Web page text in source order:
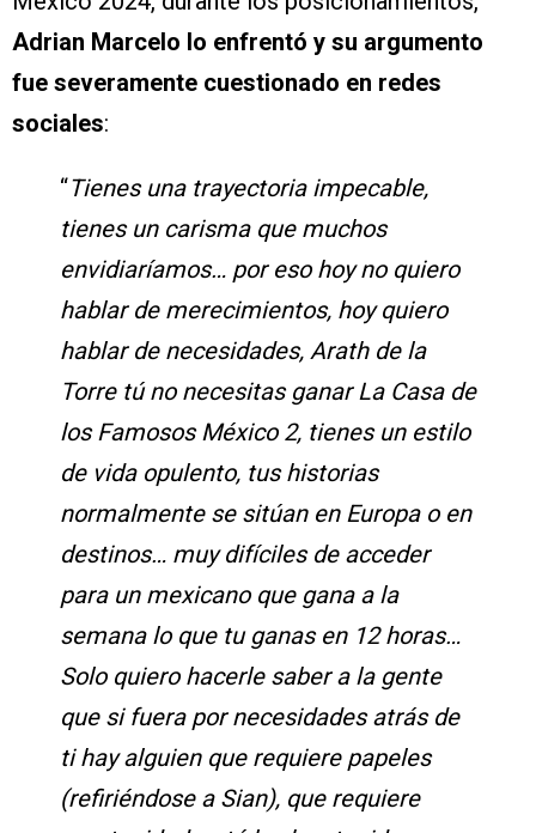
Adrian Marcelo lo enfrentó y su argumento
fue severamente cuestionado en redes
sociales:
“Tienes una trayectoria impecable,
tienes un carisma que muchos
envidiaríamos… por eso hoy no quiero
hablar de merecimientos, hoy quiero
hablar de necesidades, Arath de la
Torre tú no necesitas ganar La Casa de
los Famosos México 2, tienes un estilo
de vida opulento, tus historias
normalmente se sitúan en Europa o en
destinos… muy difíciles de acceder
para un mexicano que gana a la
semana lo que tu ganas en 12 horas…
Solo quiero hacerle saber a la gente
que si fuera por necesidades atrás de
ti hay alguien que requiere papeles
(refiriéndose a Sian), que requiere